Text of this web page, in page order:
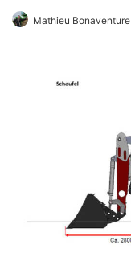
Mathieu Bonaventure